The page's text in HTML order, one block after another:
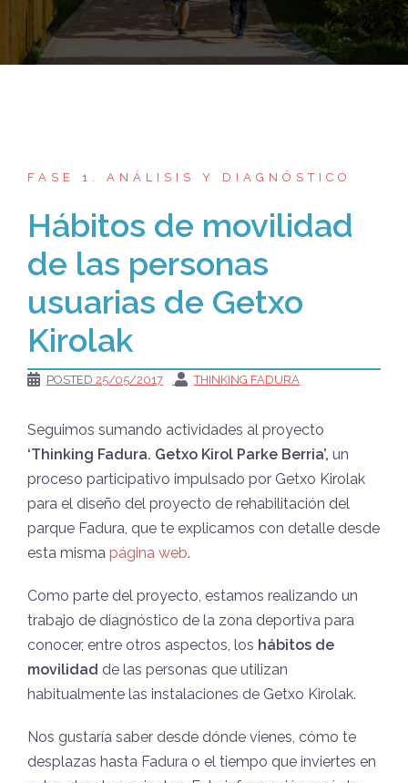
FASE 1. ANÁLISIS Y DIAGNÓSTICO
Hábitos de movilidad
de las personas
usuarias de Getxo
Kirolak
POSTED 25/05/2017 THINKING FADURA
Seguimos sumando actividades al proyecto
‘Thinking Fadura. Getxo Kirol Parke Berria’, un
proceso participativo impulsado por Getxo Kirolak
para el diseño del proyecto de rehabilitación del
parque Fadura, que te explicamos con detalle desde
esta misma página web.
Como parte del proyecto, estamos realizando un
trabajo de diagnóstico de la zona deportiva para
conocer, entre otros aspectos, los hábitos de
movilidad de las personas que utilizan
habitualmente las instalaciones de Getxo Kirolak.
Nos gustaría saber desde dónde vienes, cómo te
desplazas hasta Fadura o el tiempo que inviertes en